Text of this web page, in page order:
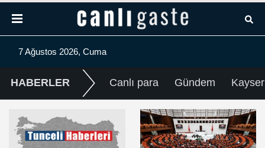
7 Ağustos 2026, Cuma
HABERLER Canlı para Gündem